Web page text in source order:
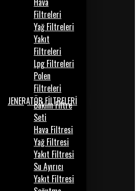
Filtreleri
Yağ Filtreleri
Yakıt
Filtreleri
Lpg Filtreleri
Polen
Filtreleri
JENERATÖR FİLTRELERİ
Bakım Filtre
Seti
Hava Filtresi
Yağ Filtresi
Yakıt Filtresi
Su Ayırıcı
Yakıt Filtresi